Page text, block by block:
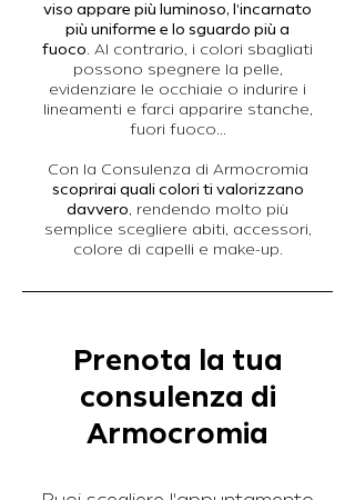
viso appare più luminoso, l’incarnato
più uniforme e lo sguardo più a
fuoco. Al contrario, i colori sbagliati
possono spegnere la pelle,
evidenziare le occhiaie o indurire i
lineamenti e farci apparire stanche,
fuori fuoco...
Con la Consulenza di Armocromia
scoprirai quali colori ti valorizzano
davvero, rendendo molto più
semplice scegliere abiti, accessori,
colore di capelli e make-up.
Prenota la tua
consulenza di
Armocromia